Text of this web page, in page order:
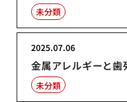
未分類
金属アレルギーと
2025.07.06
未分類